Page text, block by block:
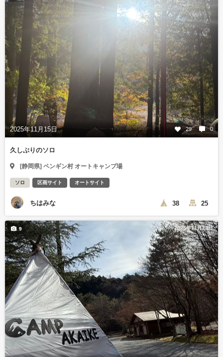
2025年11月15日 29 0
久しぶりのソロ
[静岡県] ペンギン村 オートキャンプ場
ソロ 区画サイト オートサイト
ちはみな 38 25
2025年11月23日
9